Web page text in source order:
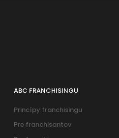
ABC FRANCHISINGU
Princípy franchisingu
Pre franchisantov